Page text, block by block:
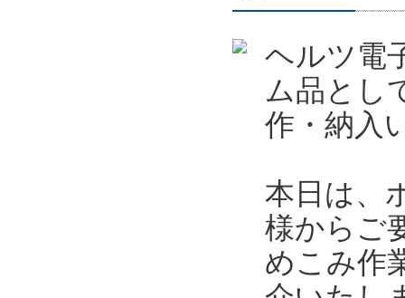
ヘルツ電
ム品とし
作・納入
本日は、
様からご
めこみ作